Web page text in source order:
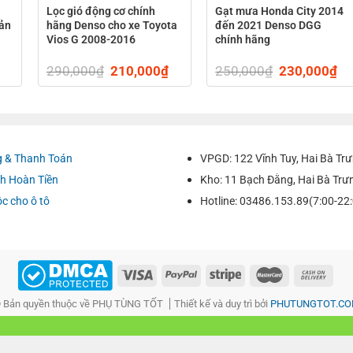
CƠ?
dọn dẹp vệ sinh thanh lọc gió cứ năm.000 km 1 lần và thay
gió bị rách, ẩm xuất xắc khó khăn dọn dẹp và sắp xếp thì
chưa yên cầu cụm tiến trình phức tạp đề xuất tài xế rất có thể
price
Lọc gió động cơ chính
hãng Denso cho xe Toyota
Vios G 2008-2016
290,000₫ Original
price
210,000₫Current
price
Gạt mưa Honda City 2014
đến 2021 Denso DGG
chính hãng
250,000₫ Original
price
230,000₫
& Thanh Toán
Hoàn Tiền
cho ô tô
VPGD: 122 Vĩnh Tuy, Hai Bà
Kho: 11 Bạch Đằng, Hai Bà
Hotline: 03486.153.89(7:00-
quyền thuộc về PHỤ TÙNG TỐT Thiết kế và duy trì bởi